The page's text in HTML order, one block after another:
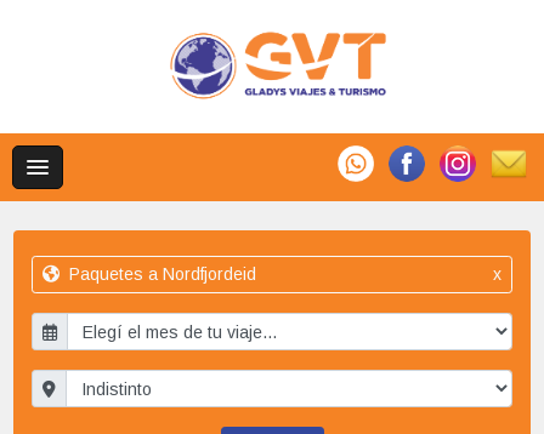
Paquetes a Nordfjordeid x